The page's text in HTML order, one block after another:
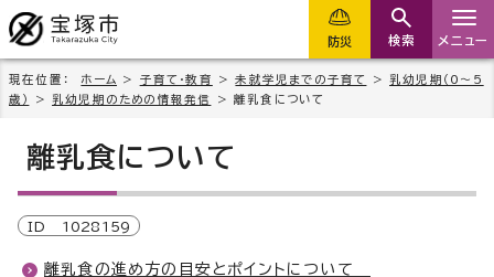
防災 検索 メニュー
現在位置： ホーム > 子育て・教育 >未就学児までの子育て >乳幼児期（0～5
歳）
>乳幼児期のための情報発信 > 離乳食について
離乳食について
ID 1028159
離乳食の進め方の目安とポイントについて